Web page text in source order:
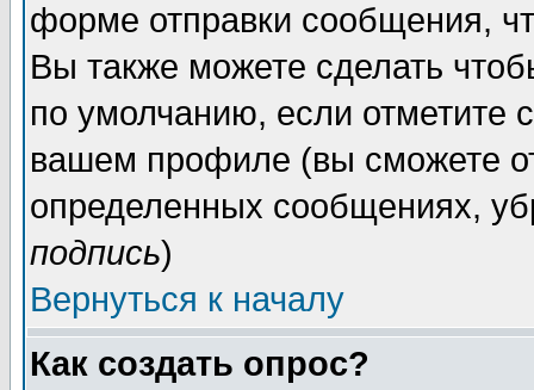
форме отправки сообщения,
Вы также можете сделать
по умолчанию, если отметите
вашем профиле (вы сможете
определенных сообщениях,
подпись)
Вернуться к началу
Как создать опрос?